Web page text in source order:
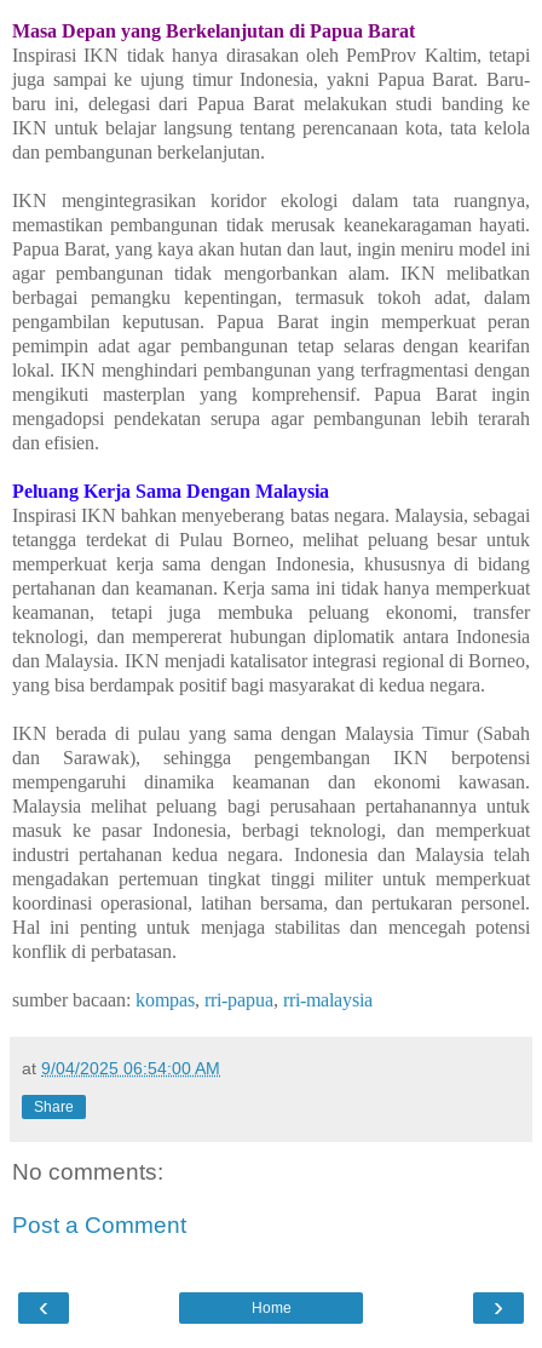
Masa Depan yang Berkelanjutan di Papua Barat
Inspirasi IKN tidak hanya dirasakan oleh PemProv Kaltim, tetapi
juga sampai ke ujung timur Indonesia, yakni Papua Barat. Baru-
baru ini, delegasi dari Papua Barat melakukan studi banding ke
IKN untuk belajar langsung tentang perencanaan kota, tata kelola
dan pembangunan berkelanjutan.
IKN mengintegrasikan koridor ekologi dalam tata ruangnya,
memastikan pembangunan tidak merusak keanekaragaman hayati.
Papua Barat, yang kaya akan hutan dan laut, ingin meniru model ini
agar pembangunan tidak mengorbankan alam. IKN melibatkan
berbagai pemangku kepentingan, termasuk tokoh adat, dalam
pengambilan keputusan. Papua Barat ingin memperkuat peran
pemimpin adat agar pembangunan tetap selaras dengan kearifan
lokal. IKN menghindari pembangunan yang terfragmentasi dengan
mengikuti masterplan yang komprehensif. Papua Barat ingin
mengadopsi pendekatan serupa agar pembangunan lebih terarah
dan efisien.
Peluang Kerja Sama Dengan Malaysia
Inspirasi IKN bahkan menyeberang batas negara. Malaysia, sebagai
tetangga terdekat di Pulau Borneo, melihat peluang besar untuk
memperkuat kerja sama dengan Indonesia, khususnya di bidang
pertahanan dan keamanan. Kerja sama ini tidak hanya memperkuat
keamanan, tetapi juga membuka peluang ekonomi, transfer
teknologi, dan mempererat hubungan diplomatik antara Indonesia
dan Malaysia. IKN menjadi katalisator integrasi regional di Borneo,
yang bisa berdampak positif bagi masyarakat di kedua negara.
IKN berada di pulau yang sama dengan Malaysia Timur (Sabah
dan Sarawak), sehingga pengembangan IKN berpotensi
mempengaruhi dinamika keamanan dan ekonomi kawasan.
Malaysia melihat peluang bagi perusahaan pertahanannya untuk
masuk ke pasar Indonesia, berbagi teknologi, dan memperkuat
industri pertahanan kedua negara. Indonesia dan Malaysia telah
mengadakan pertemuan tingkat tinggi militer untuk memperkuat
koordinasi operasional, latihan bersama, dan pertukaran personel.
Hal ini penting untuk menjaga stabilitas dan mencegah potensi
konflik di perbatasan.
sumber bacaan: kompas, rri-papua, rri-malaysia
at 9/04/2025 06:54:00 AM
Share
No comments:
Post a Comment
‹ ›
Home